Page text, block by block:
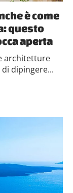
è come
questo
aperta
architetture
dipingere...